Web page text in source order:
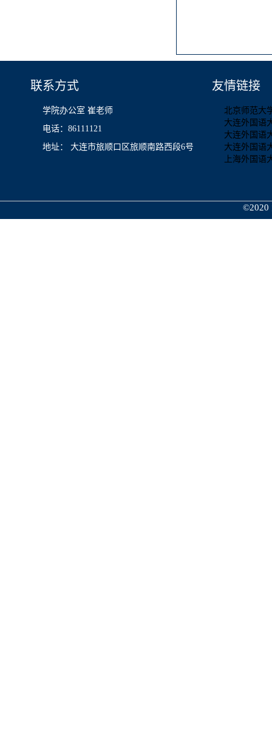
联系方式
学院办公室 崔老师
电话：86111121
地址： 大连市旅顺口区旅顺南路西段6号
友情链接
北京师范大
大连外国语
大连外国语
大连外国语
上海外国语
©2020